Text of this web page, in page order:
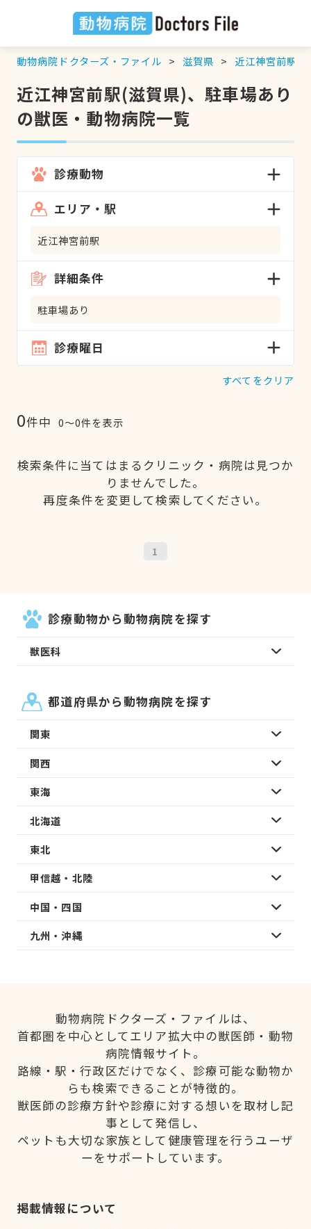
動物病院ドクターズ・ファイル 滋賀県 近江神宮前駅
近江神宮前駅(滋賀県)、駐車場あり
の獣医・動物病院一覧
診療動物
エリア・駅
近江神宮前駅
詳細条件
駐車場あり
診療曜日
すべてをクリア
0件中 0〜0件を表示
検索条件に当てはまるクリニック・病院は見つか
りませんでした。
再度条件を変更して検索してください。
1
診療動物から動物病院を探す
獣医科
都道府県から動物病院を探す
関東
関西
東海
北海道
東北
甲信越・北陸
中国・四国
九州・沖縄
動物病院ドクターズ・ファイルは、
首都圏を中心としてエリア拡大中の獣医師・動物
病院情報サイト。
路線・駅・行政区だけでなく、診療可能な動物か
らも検索できることが特徴的。
獣医師の診療方針や診療に対する想いを取材し記
事として発信し、
ペットも大切な家族として健康管理を行うユーザ
ーをサポートしています。
掲載情報について